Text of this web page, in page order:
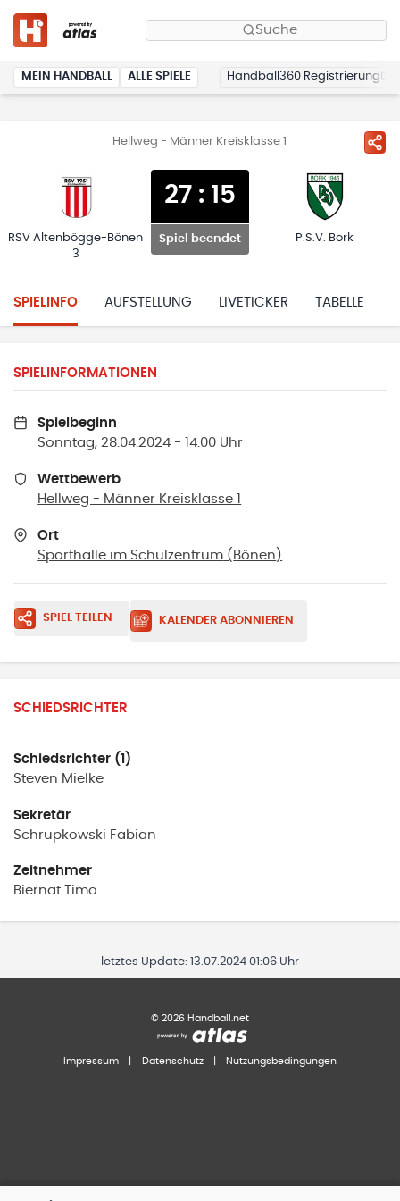
Suche
MEIN HANDBALL ALLE SPIELE Handball360 Registrierung
Hellweg - Männer Kreisklasse 1
RSV Altenbögge-Bönen
3
27 : 15
Spiel beendet P.S.V. Bork
SPIELINFO AUFSTELLUNG LIVETICKER TABELLE
SPIELINFORMATIONEN
Spielbeginn
Sonntag, 28.04.2024 - 14:00 Uhr
Wettbewerb
Hellweg - Männer Kreisklasse 1
Ort
Sporthalle im Schulzentrum ( Bönen )
SPIEL TEILEN KALENDER ABONNIEREN
SCHIEDSRICHTER
Schiedsrichter (1)
Steven Mielke
Sekretär
Schrupkowski Fabian
Zeitnehmer
Biernat
Timo
letztes Update: 13.07.2024 01:06 Uhr
© 2026 Handball.net
Impressum Datenschutz Nutzungsbedingungen